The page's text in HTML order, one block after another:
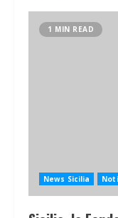
1 MIN READ
News Sicilia